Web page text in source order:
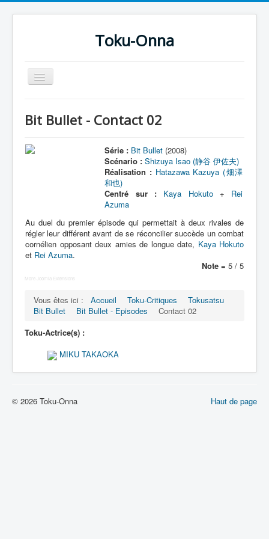
Toku-Onna
Basculer
la
Toku-Actrices
Toku-Critiques
Dessins
Artiste Asperger
Bit Bullet (ビット バレット)
Bit Bullet - Contact 02
Série : Bit Bullet (2008)
Scénario : Shizuya Isao (静谷 伊佐夫)
Réalisation : Hatazawa Kazuya (畑澤
和也)
Centré sur :
Kaya Hokuto+ Rei
Azuma
Au duel du premier épisode qui permettait à deux rivales de
régler leur différent avant de se réconcilier succède un combat
cornélien opposant deux amies de longue date, Kaya Hokuto
et Rei Azuma.
Note = 5 / 5
More Joomla Extensions
Vous êtes ici : Accueil Toku-Critiques
Tokusatsu
Bit Bullet
Bit Bullet - Episodes
Contact 02
Toku-Actrice(s) :
MIKU TAKAOKA
Haut de page
© 2026 Toku-Onna